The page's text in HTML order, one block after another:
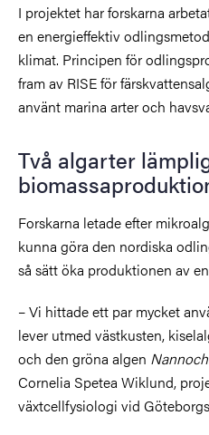
I projektet har forskarna
en energieffektiv
klimat. Principen för
fram av RISE för
använt marina arter och
Två algarter
Forskarna letade efter
kunna göra den nordiska
så sätt öka produktionen av
– Vi hittade ett par mycket
lever utmed västkusten,
och den gröna algen
Cornelia Spetea Wiklund,
växtcellfysiologi vid